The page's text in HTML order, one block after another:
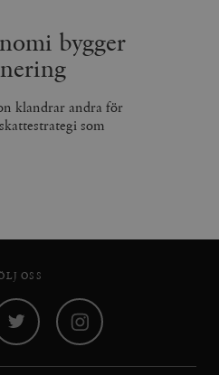
bygger
klandrar andra för
som
OSS